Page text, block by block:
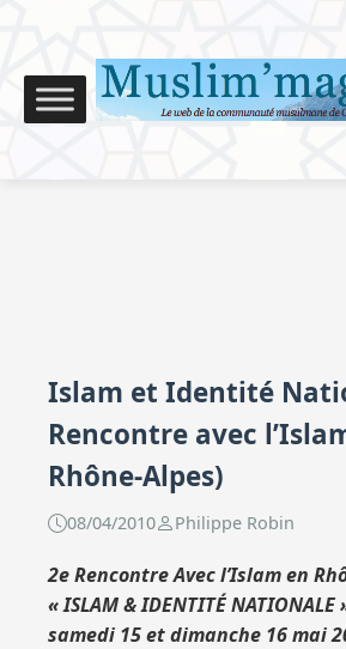
Islam et Identité
Rencontre avec
Rhône-Alpes)
08/04/2010 Philippe Robin
2e Rencontre Avec l’Islam en
« ISLAM & IDENTITÉ NATIONALE
samedi 15 et dimanche 16 mai